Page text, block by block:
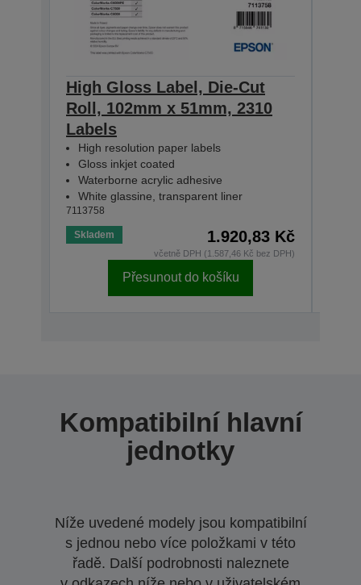
High Gloss Label, Die-Cut
Roll, 102mm x 51mm, 2310
Labels
High resolution paper labels
Gloss inkjet coated
Waterborne acrylic adhesive
White glassine, transparent liner
7113758
Skladem 1.920,83 Kč
včetně DPH (1.587,46 Kč bez DPH)
Přesunout do košíku
Kompatibilní hlavní
jednotky
Níže uvedené modely jsou kompatibilní
s jednou nebo více položkami v této
řadě. Další podrobnosti naleznete